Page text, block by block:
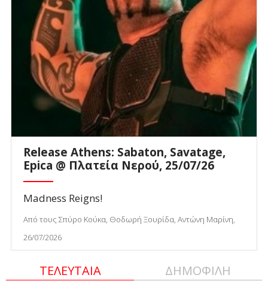
Release Athens: Sabaton, Savatage,
Epica @ Πλατεία Νερού, 25/07/26
Madness Reigns!
Από τους Σπύρο Κούκα, Θοδωρή Ξουρίδα, Αντώνη Μαρίνη,
26/07/2026
ΤΕΛΕΥΤΑΙΑ ΔΗΜΟΦΙΛΗ